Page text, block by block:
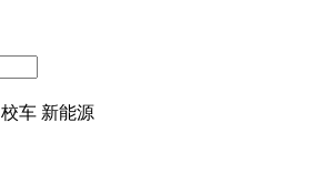
校车 新能源